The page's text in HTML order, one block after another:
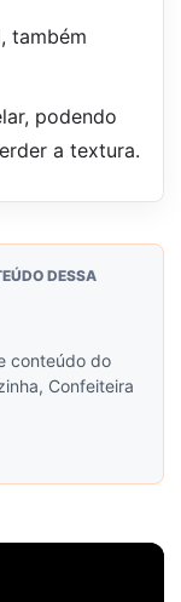
também
podendo
a textura.
DESSA
conteúdo do
Confeiteira